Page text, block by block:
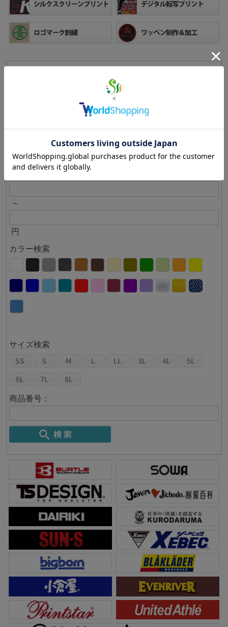
メーカー・ブランド検索
キーワード検索
～
円
カラー検索
サイズ検索
商品番号：